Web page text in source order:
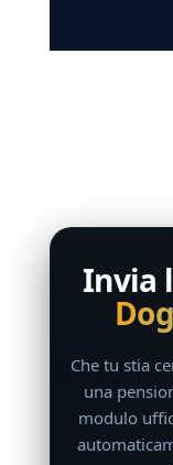
Invia
Che tu stia
una
modulo